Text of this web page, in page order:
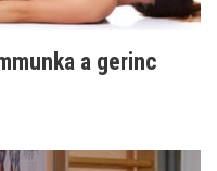
a gerinc